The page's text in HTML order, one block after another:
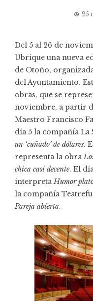
25
Del 5 al 26 de
Ubrique una nueva
de Otoño,
del Ayuntamiento.
obras, que se
noviembre, a partir
Maestro Francisco
día 5 la compañía La
un ‘cuñado’ de dólares.
representa la obra
chica casi decente. El
interpretaHumor
la compañía
Pareja abierta.